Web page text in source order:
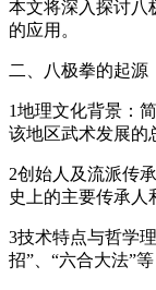
本文将深入探讨八
的应用。
二、八极拳的起源
1地理文化背景：
该地区武术发展的
2创始人及流派传
史上的主要传承人
3技术特点与哲学
招”、“六合大法”